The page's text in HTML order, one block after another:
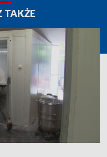
TAKŻE